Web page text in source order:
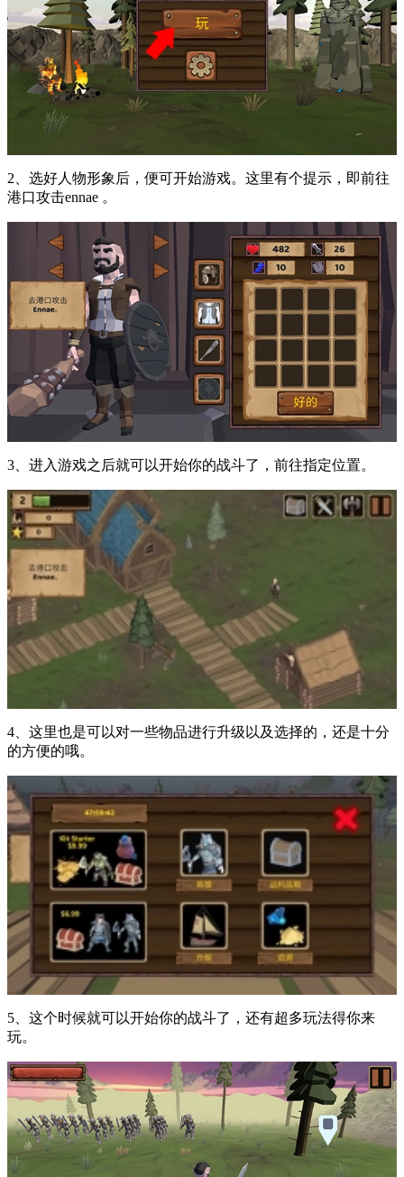
2、选好人物形象后，便可开始游戏。这里有个提示，即前往
港口攻击ennae 。
3、进入游戏之后就可以开始你的战斗了，前往指定位置。
4、这里也是可以对一些物品进行升级以及选择的，还是十分
的方便的哦。
5、这个时候就可以开始你的战斗了，还有超多玩法得你来
玩。